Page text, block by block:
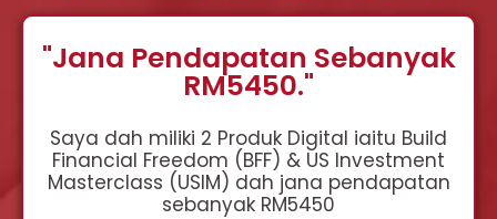
"Jana Pendapatan Sebanyak
RM5450."
Saya dah miliki 2 Produk Digital iaitu Build
Financial Freedom (BFF) & US Investment
Masterclass (USIM) dah jana pendapatan
sebanyak RM5450